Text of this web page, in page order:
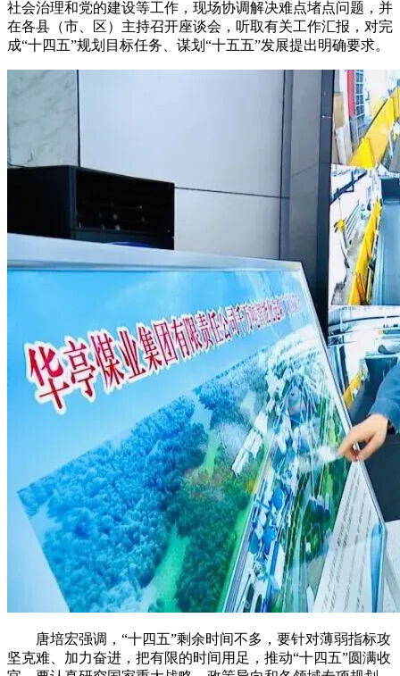
社会治理和党的建设等工作，现场协调解决难点堵点问题，并
在各县（市、区）主持召开座谈会，听取有关工作汇报，对完
成“十四五”规划目标任务、谋划“十五五”发展提出明确要求。
唐培宏强调，“十四五”剩余时间不多，要针对薄弱指标攻
坚克难、加力奋进，把有限的时间用足，推动“十四五”圆满收